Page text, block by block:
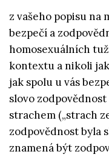
z vašeho popisu na
bezpečí a
homosexuálních
kontextu a nikoli
jak spolu u vás
slovo
strachem („strach
zodpovědnost byla
znamená být